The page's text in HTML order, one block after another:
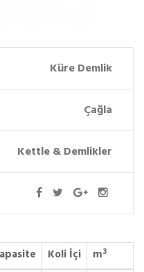
Küre Demlik
Çağla
Kettle & Demlikler
Koli İçi m3